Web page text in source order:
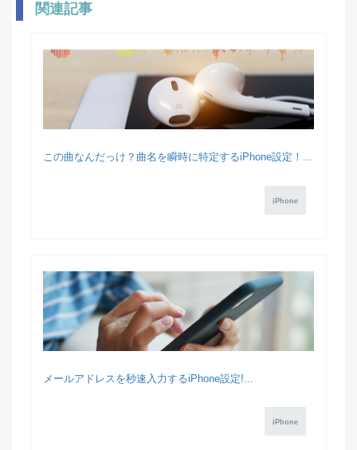
関連記事
この曲なんだっけ？曲名を瞬時に特定するiPhone設定！...
iPhone
メールアドレスを秒速入力するiPhone設定!...
iPhone